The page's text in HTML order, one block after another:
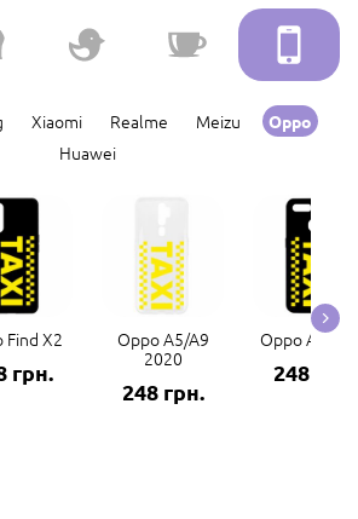
Xiaomi Realme Meizu Oppo
Huawei
Find X2
грн.
Oppo A5/A9
2020
248 грн.
Oppo A5s/
248 грн.